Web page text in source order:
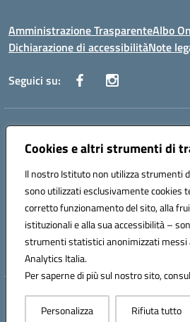
Cookies e altri strumenti di
Il nostro Istituto non utilizza strumenti
sono utilizzati esclusivamente cookies
corretto funzionamento del sito, alla
istituzionali e alla sua accessibilità –
strumenti statistici anonimizzati messi
Analytics Italia.
Per saperne di più sul nostro sito,
Personalizza Rifiuta tutto
Amministrazione TrasparenteAlbo
Dichiarazione di accessibilitàNote
Seguici su:
Indirizzo:Via Vecchini n. 2, Ancona 60123 -
60129
Posta elettronica certificata (PEC):
Codice fiscale: 93122280428
Codice meccanografico:ANIS01200G
Codice Indice delle Pubbliche
Codice unico di fatturazione (CUF): UF434M
Hosting & Powered by 3D
Concept & Design by